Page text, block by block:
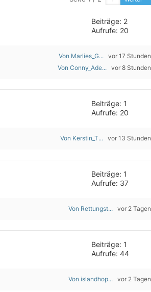
Beiträge: 2
Aufrufe: 20
Von Marlies_G... vor 17 Stunden
Von Conny_Ade... vor 8 Stunden
Beiträge: 1
Aufrufe: 20
Von Kerstin_T... vor 13 Stunden
Beiträge: 1
Aufrufe: 37
Von Rettungst... vor 2 Tagen
Beiträge: 1
Aufrufe: 44
Von islandhop... vor 2 Tagen